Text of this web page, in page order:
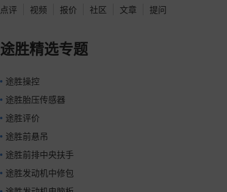
点评
视频 报价 社区 文章 提问
途胜精选专题
途胜操控
途胜胎压传感器
途胜评价
途胜前悬吊
途胜前排中央扶手
途胜发动机中修包